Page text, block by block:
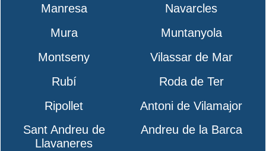
Manresa
Navarcles
Mura
Muntanyola
Montseny
Vilassar de Mar
Rubí
Roda de Ter
Ripollet
Antoni de Vilamajor
Sant Andreu de
Llavaneres
Andreu de la Barca